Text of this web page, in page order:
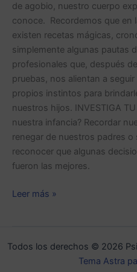
de agobio, nuestro cuerpo
conoce. Recordemos que en
existen recetas mágicas,
simplemente algunas pautas
profesionales que, después
pruebas, nos alientan a
propios instintos para
nuestros hijos. INVESTIGA
nuestra infancia? Recordar
renegar de nuestros padres
reconocer que algunas
fueron las mejores.
Leer más »
Todos los derechos © 2026
Tema Astra